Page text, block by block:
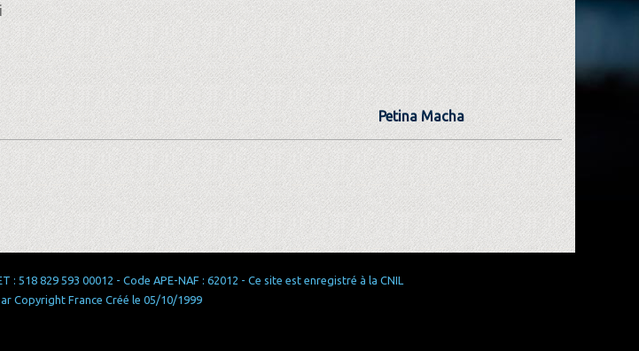
Petina Macha
: 518 829 593 00012 - Code APE-NAF : 62012 - Ce site est enregistré à la CNIL
Copyright France Créé le 05/10/1999